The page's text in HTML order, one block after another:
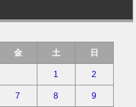
金 土 日
1 2
7 8 9